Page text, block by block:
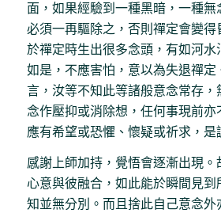
面，如果經驗到一種黑暗，一種無
必須一再驅除之，否則禪定會變得
於禪定時生出很多念頭，有如河水
如是，不應害怕，意以為失退禪定
言，汝等不知此等諸般意念常存，
念作壓抑或消除想，任何事現前亦
應有希望或恐懼、懷疑或祈求，是
感謝上師加持，覺悟會逐漸出現。
心意與彼融合，如此能於瞬間見到
知並無分別。而且捨此自己意念外